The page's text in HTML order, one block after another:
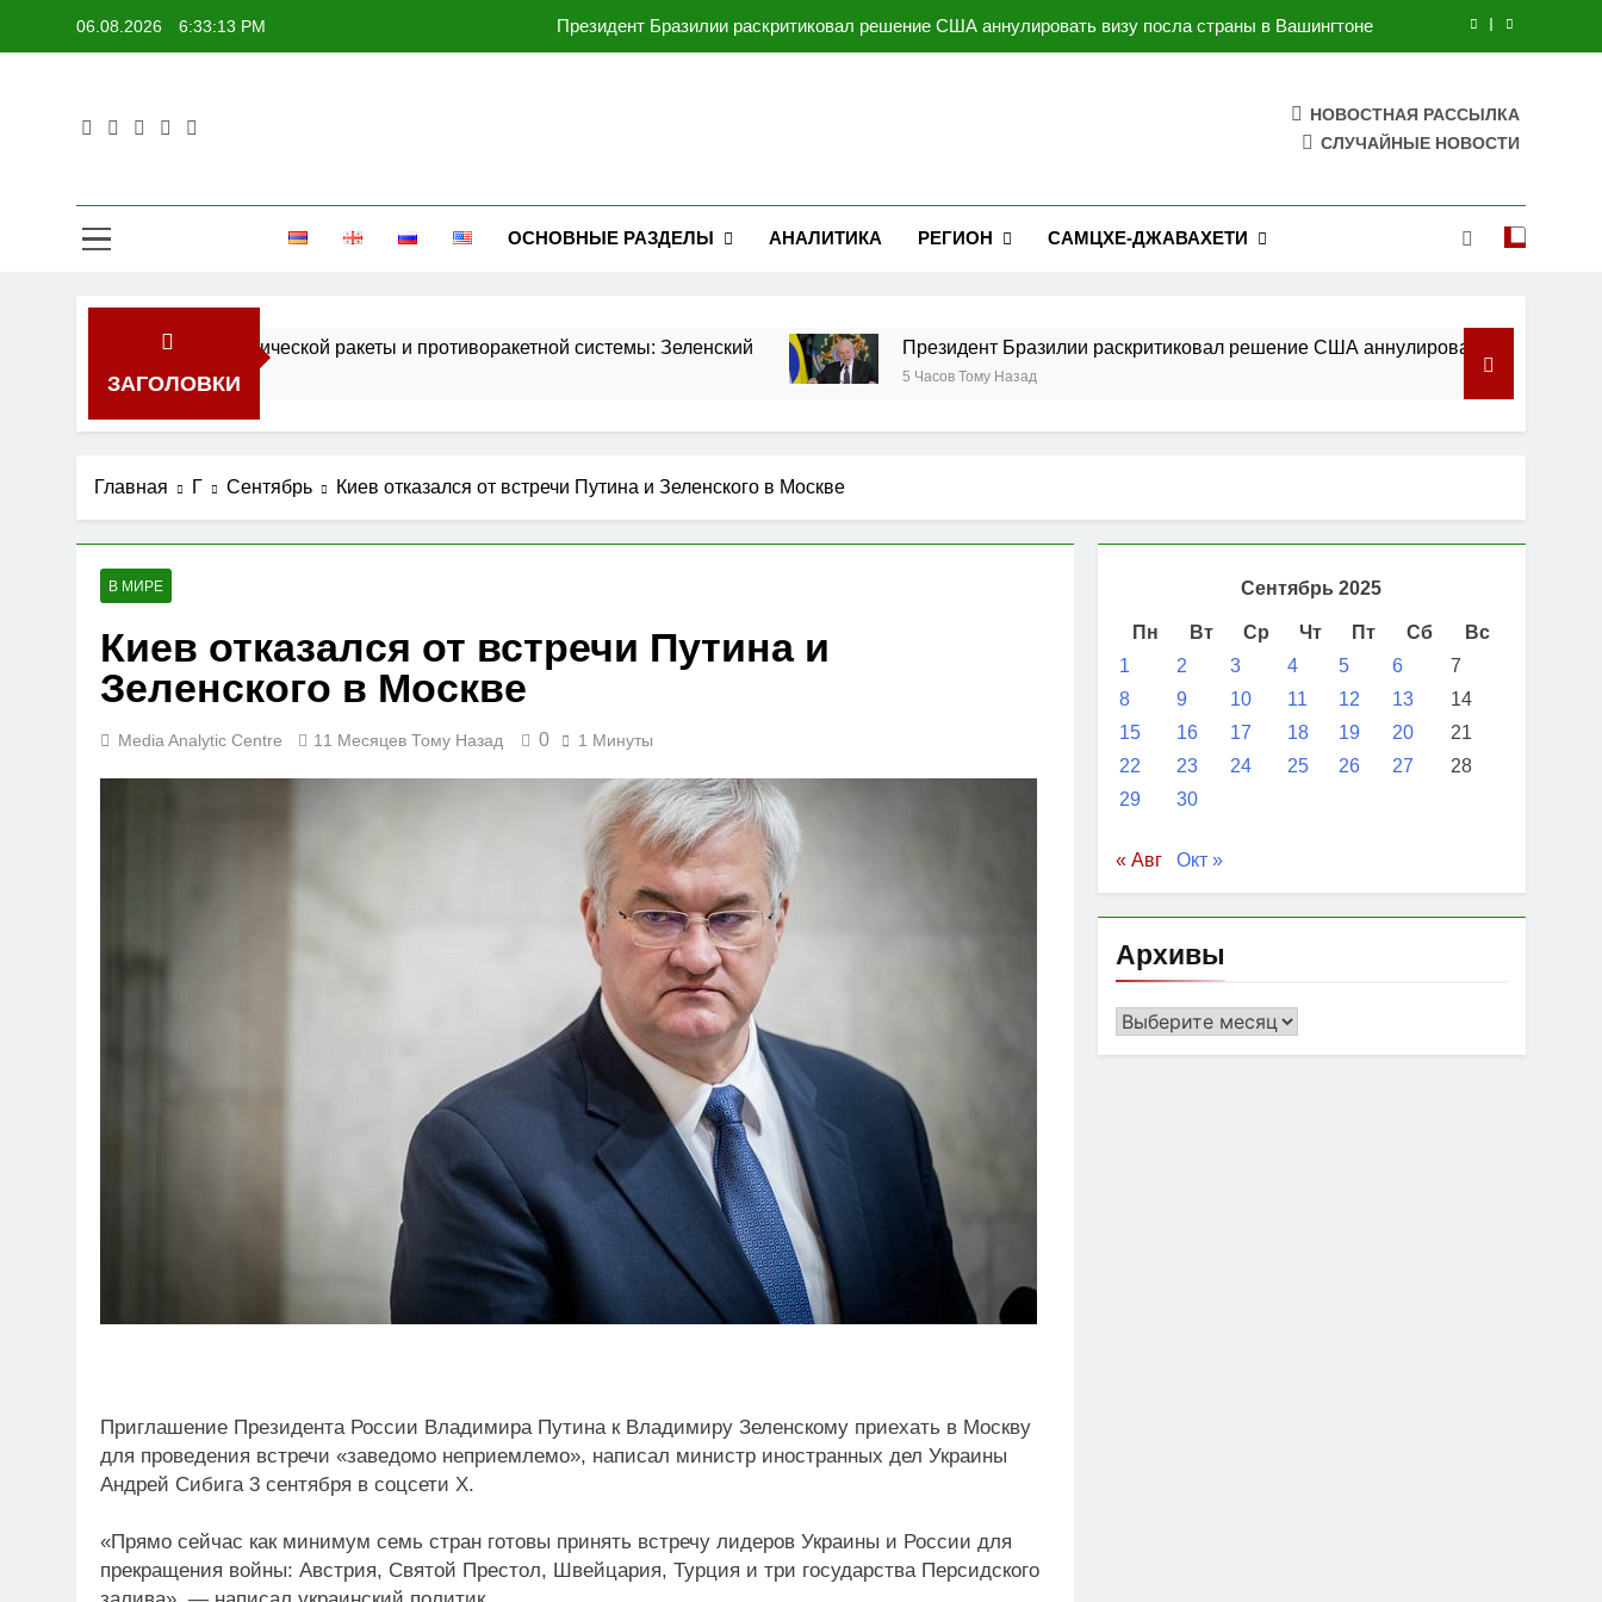
06.08.2026 6:33:13 PM
Президент Бразилии раскритиковал решение США аннулировать визу посла страны в Вашингтоне
Исламабад придает большое значение укреплению связей с Ереваном, Москвой и Баку: Pосол
Пакистана в России
Зеленский
Президент Бразилии раскритиковал решение США аннулировать визу посла страны в Вашингтоне
Исламабад придает большое значение укреплению связей с Ереваном, Москвой и Баку: Pосол
Пакистана в России
НОВОСТНАЯ РАССЫЛКА
СЛУЧАЙНЫЕ НОВОСТИ
ОСНОВНЫЕ РАЗДЕЛЫ АНАЛИТИКА РЕГИОН САМЦХЕ-ДЖАВАХЕТИ
ЗАГОЛОВКИ
баллистической ракеты и противоракетной системы: Зеленский Президент Бразилии раскритиковал решение США аннулировать визу посла
5 Часов Тому Назад
Главная Г Сентябрь Киев отказался от встречи Путина и Зеленского в Москве
В МИРЕ
Киев отказался от встречи Путина и
Зеленского в Москве
Media Analytic Centre 11 Месяцев Тому Назад 0 1 Минуты
Приглашение Президента России Владимира Путина к Владимиру Зеленскому приехать в Москву
для проведения встречи «заведомо неприемлемо», написал министр иностранных дел Украины
Андрей Сибига 3 сентября в соцсети Х.
«Прямо сейчас как минимум семь стран готовы принять встречу лидеров Украины и России для
прекращения войны: Австрия, Святой Престол, Швейцария, Турция и три государства Персидского
Сентябрь 2025
Пн Вт Ср Чт Пт Сб
Вс
1
2 3 4 5 6
7
8
9 10 11 12 13
14
15
16 17 18 19 20
21
22
23 24 25 26 27
28
29
30
« Авг Окт »
Архивы
Архивы